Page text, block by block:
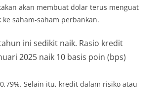
akan membuat dolar terus menguat
saham-saham perbankan.
ini sedikit naik. Rasio kredit
2025 naik 10 basis poin (bps)
Selain itu, kredit dalam risiko atau